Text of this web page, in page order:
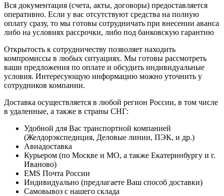
Вся документация (счета, акты, договоры) предоставляется
оперативно. Если у вас отсутствуют средства на полную
оплату сразу, то мы готовы сотрудничать при внесении аванса
либо на условиях рассрочки, либо под банковскую гарантию
Открытость к сотрудничеству позволяет находить
компромиссы в любых ситуациях. Мы готовы рассмотреть
ваши предложения по оплате и обсудить индивидуальные
условия. Интересующую информацию можно уточнить у
сотрудников компании.
Доставка осуществляется в любой регион России, в том числе
в удаленные, а также в страны СНГ:
Удобной для Вас транспортной компанией
(Желдорэкспедиция, Деловые линии, ПЭК, и др.)
Авиадоставка
Курьером (по Москве и МО, а также Екатеринбургу и г.
Иваново)
EMS Почта России
Индивидуально (предлагаете Ваш способ доставки)
Самовывоз с нашего склада